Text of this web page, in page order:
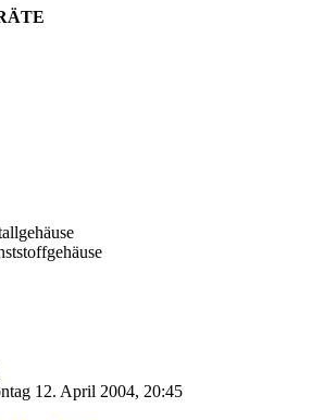
12. April 2004, 20:45